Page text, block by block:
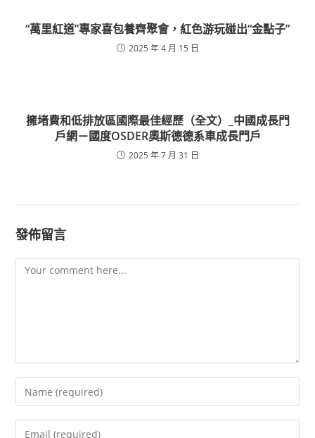
“萬里紅道”專家喜包養齊聚會，紅色游玩碰出“金點子”
2025 年 4 月 15 日
擁堵費和低排放區國際最佳經歷（全文）_中國成長門
戶網－國度OSDER奧斯德德系車成長門戶
2025 年 7 月 31 日
發佈留言
Comment
Enter
your
name
Enter